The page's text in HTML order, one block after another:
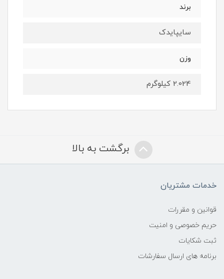
برند
سایپایدک
وزن
2.024 کیلوگرم
برگشت به بالا
خدمات مشتریان
قوانین و مقررات
حریم خصوصی و امنیت
ثبت شکایات
برنامه های ارسال سفارشات